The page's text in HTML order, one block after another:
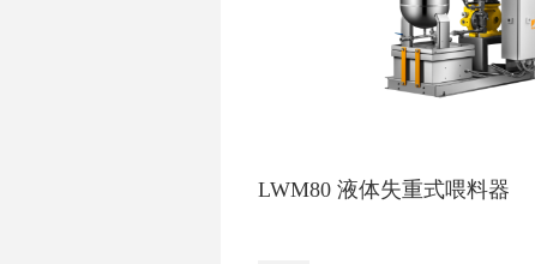
LWM80 液体失重式喂料器